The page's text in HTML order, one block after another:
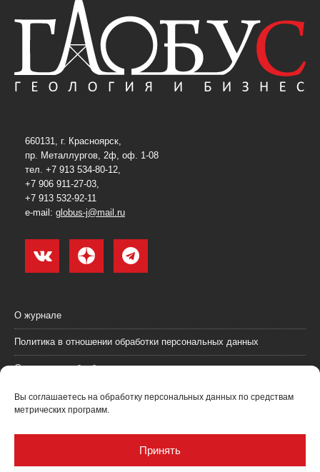
Вы соглашаетесь на обработку персональных данных по средствам
метрических программ.
Принять
660131, г. Красноярск,
пр. Металлургов, 2ф, оф. 1-08
тел. +7 913 534-80-12,
+7 906 911-27-03,
+7 913 532-92-11
e-mail: globus-j@mail.ru
О журнале
Политика в отношении обработки персональных данных
Согласие на обработку персональных данных
Пользовательское соглашение (оферта)